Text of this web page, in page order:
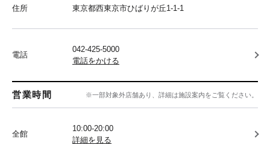
住所 東京都西東京市ひばりが丘1-1-1
電話
042-425-5000
電話をかける
営業時間 ※一部対象外店舗あり、詳細は施設案内をご覧ください。
全館
10:00-20:00
詳細を見る